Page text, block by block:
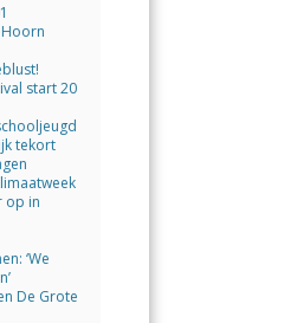
start 20
tekort
op in
‘We
De Grote